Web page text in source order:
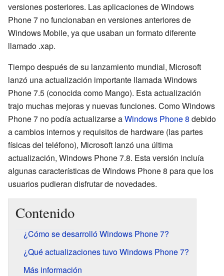
versiones posteriores. Las aplicaciones de Windows
Phone 7 no funcionaban en versiones anteriores de
Windows Mobile, ya que usaban un formato diferente
llamado .xap.
Tiempo después de su lanzamiento mundial, Microsoft
lanzó una actualización importante llamada Windows
Phone 7.5 (conocida como Mango). Esta actualización
trajo muchas mejoras y nuevas funciones. Como Windows
Phone 7 no podía actualizarse aWindows Phone 8 debido
a cambios internos y requisitos de hardware (las partes
físicas del teléfono), Microsoft lanzó una última
actualización, Windows Phone 7.8. Esta versión incluía
algunas características de Windows Phone 8 para que los
usuarios pudieran disfrutar de novedades.
Contenido
¿Cómo se desarrolló Windows Phone 7?
¿Qué actualizaciones tuvo Windows Phone 7?
Más información